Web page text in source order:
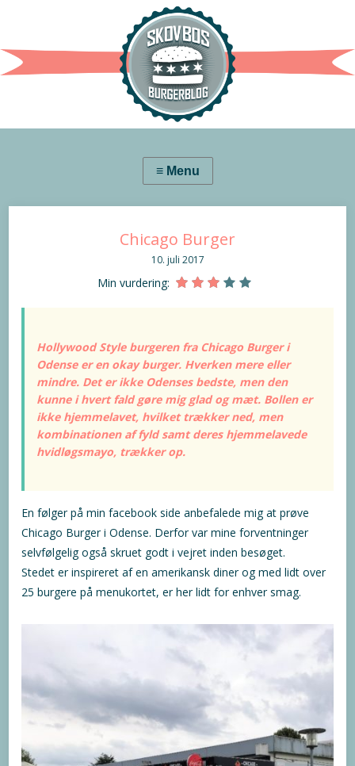
Chicago Burger
10. juli 2017
Min vurdering:
Hollywood Style burgeren fra Chicago Burger i
Odense er en okay burger. Hverken mere eller
mindre. Det er ikke Odenses bedste, men den
kunne i hvert fald gøre mig glad og mæt. Bollen er
ikke hjemmelavet, hvilket trækker ned, men
kombinationen af fyld samt deres hjemmelavede
hvidløgsmayo, trækker op.
En følger på min facebook side anbefalede mig at prøve
Chicago Burger i Odense. Derfor var mine forventninger
selvfølgelig også skruet godt i vejret inden besøget.
Stedet er inspireret af en amerikansk diner og med lidt over
25 burgere på menukortet, er her lidt for enhver smag.